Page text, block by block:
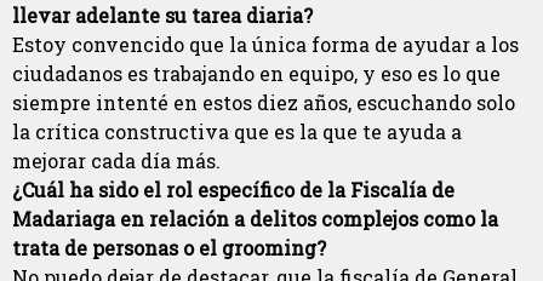
llevar adelante su tarea diaria?
Estoy convencido que la única forma de ayudar a los
ciudadanos es trabajando en equipo, y eso es lo que
siempre intenté en estos diez años, escuchando solo
la crítica constructiva que es la que te ayuda a
mejorar cada día más.
¿Cuál ha sido el rol específico de la Fiscalía de
Madariaga en relación a delitos complejos como la
trata de personas o el grooming?